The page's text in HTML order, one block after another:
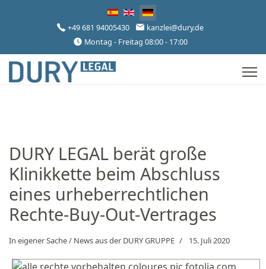
Sprache auswählen
+49 681 94005430
kanzlei@dury.de
Montag - Freitag 08:00 - 17:00
DURY LEGAL berät große
Klinikkette beim Abschluss
eines urheberrechtlichen
Rechte-Buy-Out-Vertrages
In eigener Sache / News aus der DURY GRUPPE 15. Juli 2020